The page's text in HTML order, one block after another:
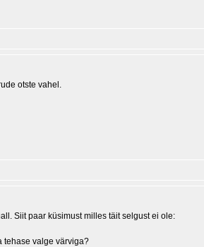
otste vahel.
Siit paar küsimust milles täit selgust ei ole:
tehase valge värviga?